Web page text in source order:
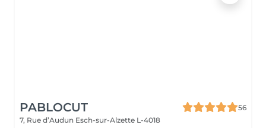
PABLOCUT
56
7, Rue d’Audun Esch-sur-Alzette L-4018